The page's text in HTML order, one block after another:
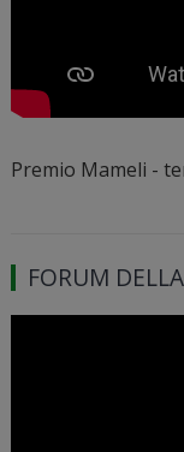
Premio Mameli -
FORUM